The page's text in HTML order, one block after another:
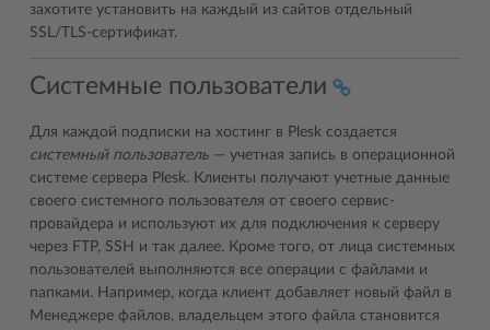
захотите установить на каждый из сайтов отдельный
SSL/TLS-сертификат.
Системные пользователи
Для каждой подписки на хостинг в Plesk создается
системный пользователь — учетная запись в операционной
системе сервера Plesk. Клиенты получают учетные данные
своего системного пользователя от своего сервис-
провайдера и используют их для подключения к серверу
через FTP, SSH и так далее. Кроме того, от лица системных
пользователей выполняются все операции с файлами и
папками. Например, когда клиент добавляет новый файл в
Менеджере файлов, владельцем этого файла становится